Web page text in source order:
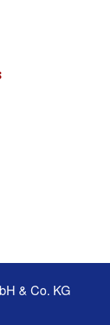
& Co. KG